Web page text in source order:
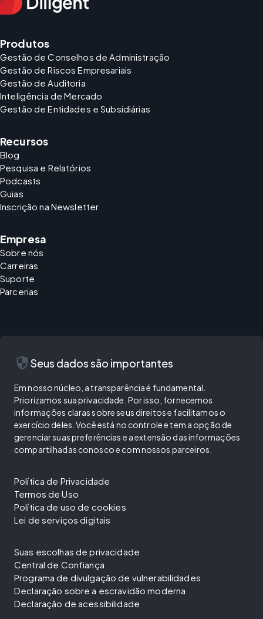
Produtos
Gestão de Conselhos de Administração
Gestão de Riscos Empresariais
Gestão de Auditoria
Inteligência de Mercado
Gestão de Entidades e Subsidiárias
Recursos
Blog
Pesquisa e Relatórios
Podcasts
Guias
Inscrição na Newsletter
Empresa
Sobre nós
Carreiras
Suporte
Parcerias
security Seus dados são importantes
Em nosso núcleo, a transparência é fundamental.
Priorizamos sua privacidade. Por isso, fornecemos
informações claras sobre seus direitos e facilitamos o
exercício deles. Você está no controle e tem a opção de
gerenciar suas preferências e a extensão das informações
compartilhadas conosco e com nossos parceiros.
Política de Privacidade
Termos de Uso
Política de uso de cookies
Lei de serviços digitais
Suas escolhas de privacidade
Central de Confiança
Programa de divulgação de vulnerabilidades
Declaração sobre a escravidão moderna
Declaração de acessibilidade